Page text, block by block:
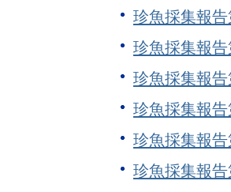
珍魚採集報
珍魚採集報
珍魚採集報
珍魚採集報
珍魚採集報
珍魚採集報